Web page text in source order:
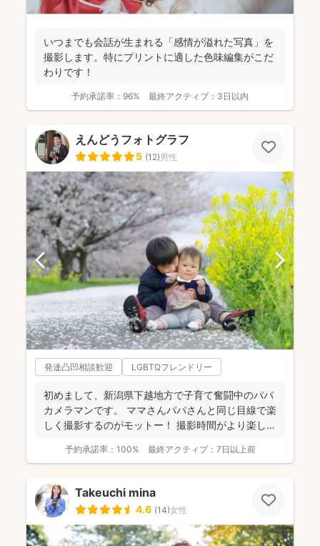
いつまでも会話が生まれる「感情が溢れた写真」を
撮影します。特にプリントに適した色味編集がこだ
わりです！
予約承諾率： 96% 最終アクティブ： 3日以内
えんどうフォトグラフ
5 (12)男性
発達凸凹相談歓迎 LGBTQフレンドリー
初めまして、新潟県下越地方で子育て奮闘中のパパ
カメラマンです。 ママさんパパさんと同じ目線で楽
しく撮影するのがモットー！ 撮影時間がより楽しい
予約承諾率： 100% 最終アクティブ： 7日以上前
Takeuchi mina
4.6 (14)女性